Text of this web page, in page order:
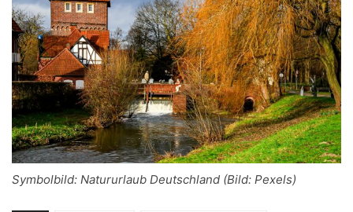
Symbolbild: Natururlaub Deutschland (Bild: Pexels)